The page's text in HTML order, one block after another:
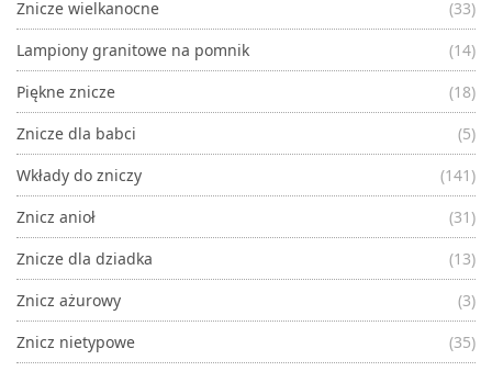
Znicze wielkanocne
(33)
Lampiony granitowe na pomnik
(14)
Piękne znicze
(18)
Znicze dla babci
(5)
Wkłady do zniczy
(141)
Znicz anioł
(31)
Znicze dla dziadka
(13)
Znicz ażurowy
(3)
Znicz nietypowe
(35)